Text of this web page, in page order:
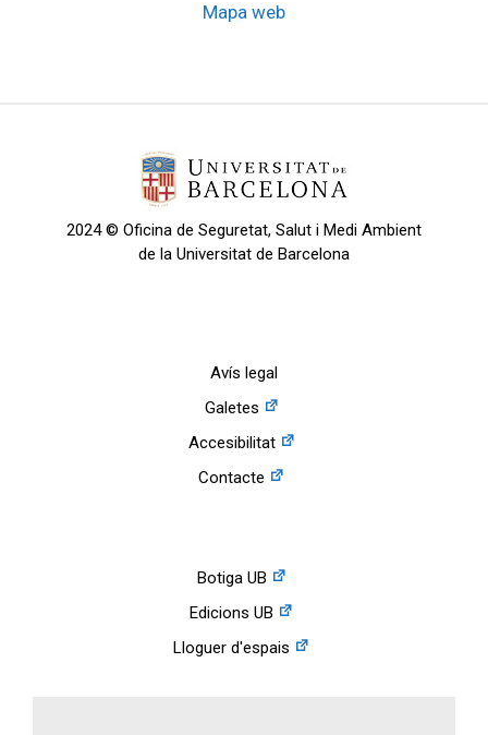
Mapa web
2024 © Oficina de Seguretat, Salut i Medi Ambient
de la Universitat de Barcelona
Avís legal
Galetes
Accesibilitat
Contacte
Botiga UB
Edicions UB
Lloguer d'espais